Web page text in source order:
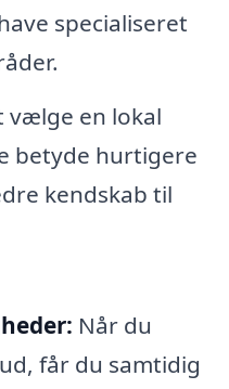
specialiseret
vælge en lokal
betyde hurtigere
kendskab til
Når du
får du samtidig